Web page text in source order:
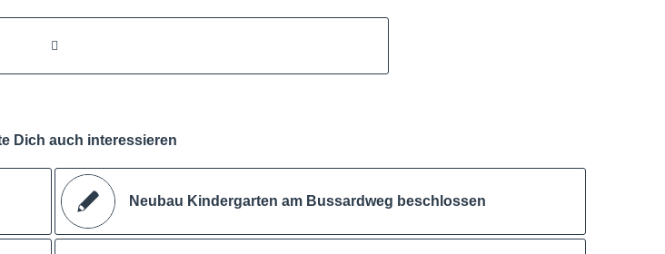
Dich auch interessieren
Neubau Kindergarten am Bussardweg beschlossen